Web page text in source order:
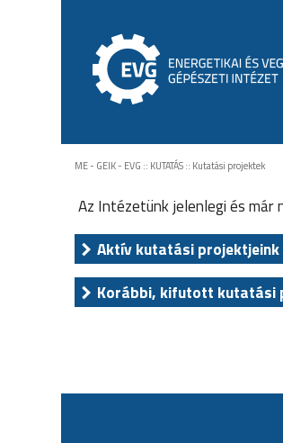
ME - GEIK - EVG :: KUTATÁS:: Kutatási projektek
Az Intézetünk jelenlegi és
Aktív kutatási projektjeink
Korábbi, kifutott kutatási